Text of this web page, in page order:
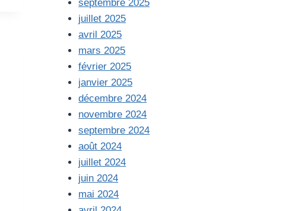
septembre 2025
juillet 2025
avril 2025
mars 2025
février 2025
janvier 2025
décembre 2024
novembre 2024
septembre 2024
août 2024
juillet 2024
juin 2024
mai 2024